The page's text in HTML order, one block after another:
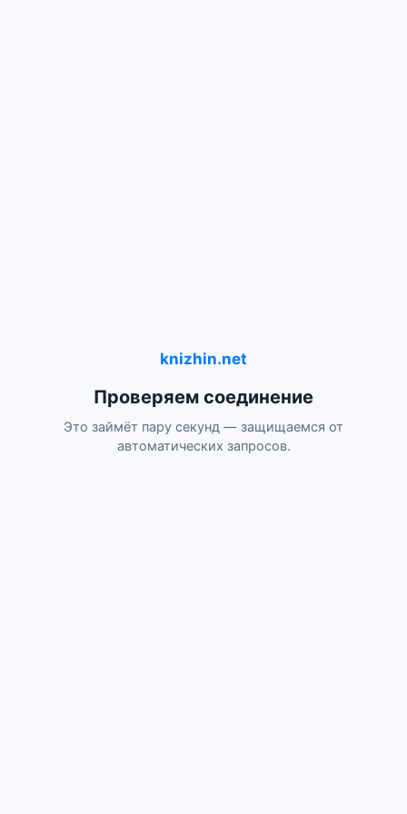
knizhin.net
Проверяем соединение
Это займёт пару секунд — защищаемся от
автоматических запросов.